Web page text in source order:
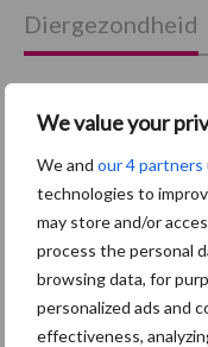
We value your
We and our 4 partners
technologies to
may store and/or
process the personal
browsing data, for
personalized ads and
effectiveness,
Diergezondheid
varkenspest